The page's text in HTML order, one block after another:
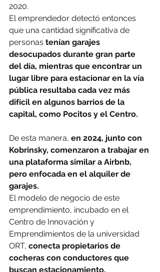
2020.
El emprendedor detectó entonces
que una cantidad significativa de
personas tenían garajes
desocupados durante gran parte
del día, mientras que encontrar un
lugar libre para estacionar en la vía
pública resultaba cada vez más
difícil en algunos barrios de la
capital, como Pocitos y el Centro.
De esta manera, en 2024, junto con
Kobrinsky, comenzaron a trabajar en
una plataforma similar a Airbnb,
pero enfocada en el alquiler de
garajes.
El modelo de negocio de este
emprendimiento, incubado en el
Centro de Innovación y
Emprendimientos de la universidad
ORT, conecta propietarios de
cocheras con conductores que
buscan estacionamiento,